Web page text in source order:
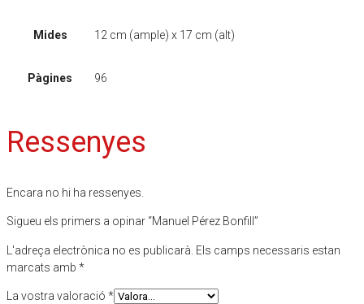
Mides 12 cm (ample) x 17 cm (alt)
Pàgines 96
Ressenyes
Encara no hi ha ressenyes.
Sigueu els primers a opinar “Manuel Pérez Bonfill”
L'adreça electrònica no es publicarà. Els camps necessaris estan
marcats amb *
La vostra valoració *